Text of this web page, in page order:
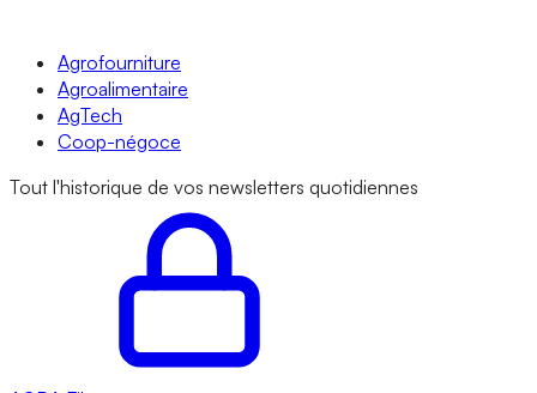
Agrofourniture
Agroalimentaire
AgTech
Coop-négoce
Tout l'historique de vos newsletters quotidiennes